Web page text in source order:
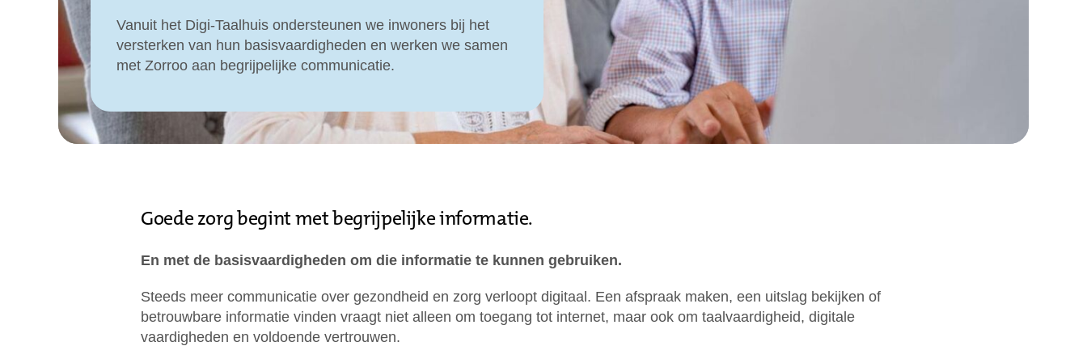
Vanuit het Digi-Taalhuis ondersteunen we inwoners bij het
versterken van hun basisvaardigheden en werken we samen
met Zorroo aan begrijpelijke communicatie.
Goede zorg begint met begrijpelijke informatie.
En met de basisvaardigheden om die informatie te kunnen gebruiken.
Steeds meer communicatie over gezondheid en zorg verloopt digitaal. Een afspraak maken, een uitslag bekijken of
betrouwbare informatie vinden vraagt niet alleen om toegang tot internet, maar ook om taalvaardigheid, digitale
vaardigheden en voldoende vertrouwen.